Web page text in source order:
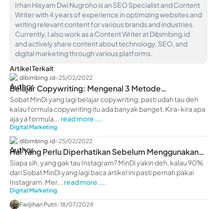
Irhan Hisyam Dwi Nugroho is an SEO Specialist and Content
Writer with 4 years of experience in optimizing websites and
writing relevant content for various brands and industries.
Currently, I also work as a Content Writer at Dibimbing.id
and actively share content about technology, SEO, and
digital marketing through various platforms.
Artikel Terkait
dibimbing.id 25/02/2022
Belajar Copywriting: Mengenal 3 Metode
Copywriting Terbaik
Sobat MinDi yang lagi belajar copywriting, pasti udah tau deh
kalau formula copywriting itu ada banyak banget. Kira-kira apa
aja ya formula... read more ....
Digital Marketing
dibimbing.id 25/02/2022
Hal Yang Perlu Diperhatikan Sebelum Menggunakan
IG Ads
Siapa sih, yang gak tau Instagram? MinDi yakin deh, kalau 90%
dari Sobat MinDi yang lagi baca artikel ini pasti pernah pakai
Instagram. Mer... read more ....
Digital Marketing
Farijihan Putri 18/07/2024